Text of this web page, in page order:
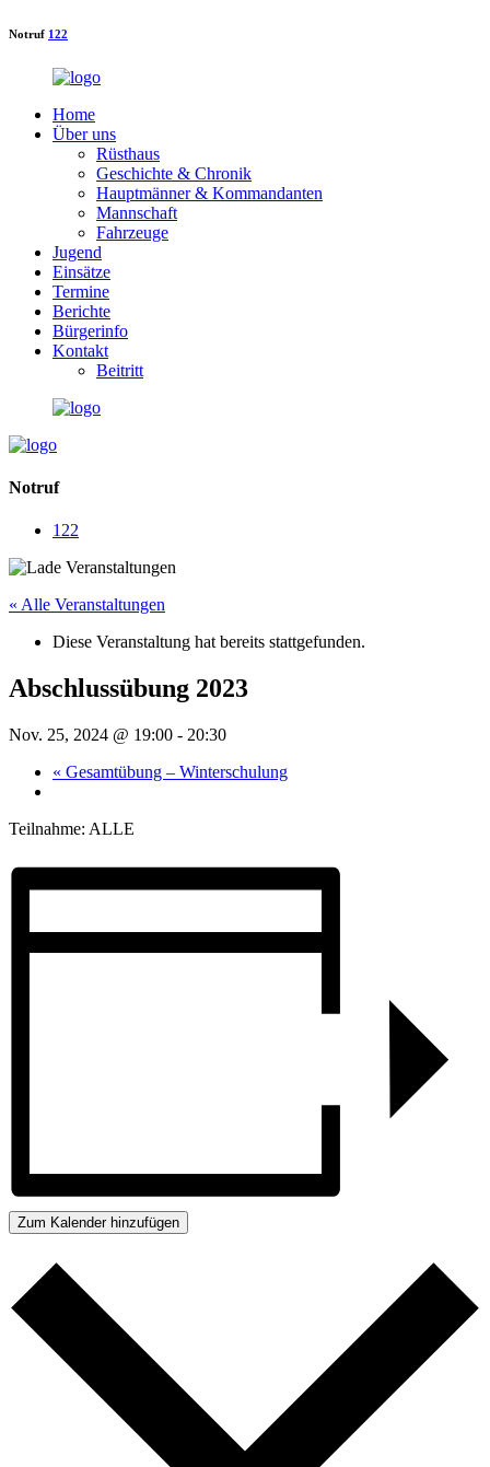
Notruf 122
Home
Über uns
Rüsthaus
Geschichte & Chronik
Hauptmänner & Kommandanten
Mannschaft
Fahrzeuge
Jugend
Einsätze
Termine
Berichte
Bürgerinfo
Kontakt
Beitritt
Notruf
122
« Alle Veranstaltungen
Diese Veranstaltung hat bereits stattgefunden.
Abschlussübung 2023
Nov. 25, 2024 @ 19:00 - 20:30
« Gesamtübung – Winterschulung
Teilnahme: ALLE
Zum Kalender hinzufügen